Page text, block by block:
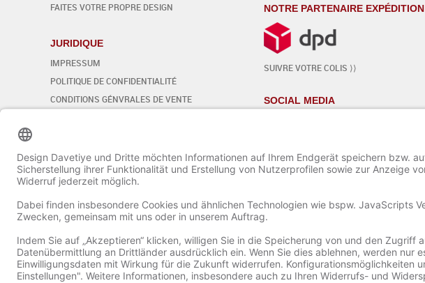
FAITES VOTRE PROPRE DESIGN
JURIDIQUE
IMPRESSUM
POLITIQUE DE CONFIDENTIALITÉ
CONDITIONS GÉNVRALES DE VENTE
NOTRE PARTENAIRE EXPÉDITION
SUIVRE VOTRE COLIS ⟩⟩
SOCIAL MEDIA